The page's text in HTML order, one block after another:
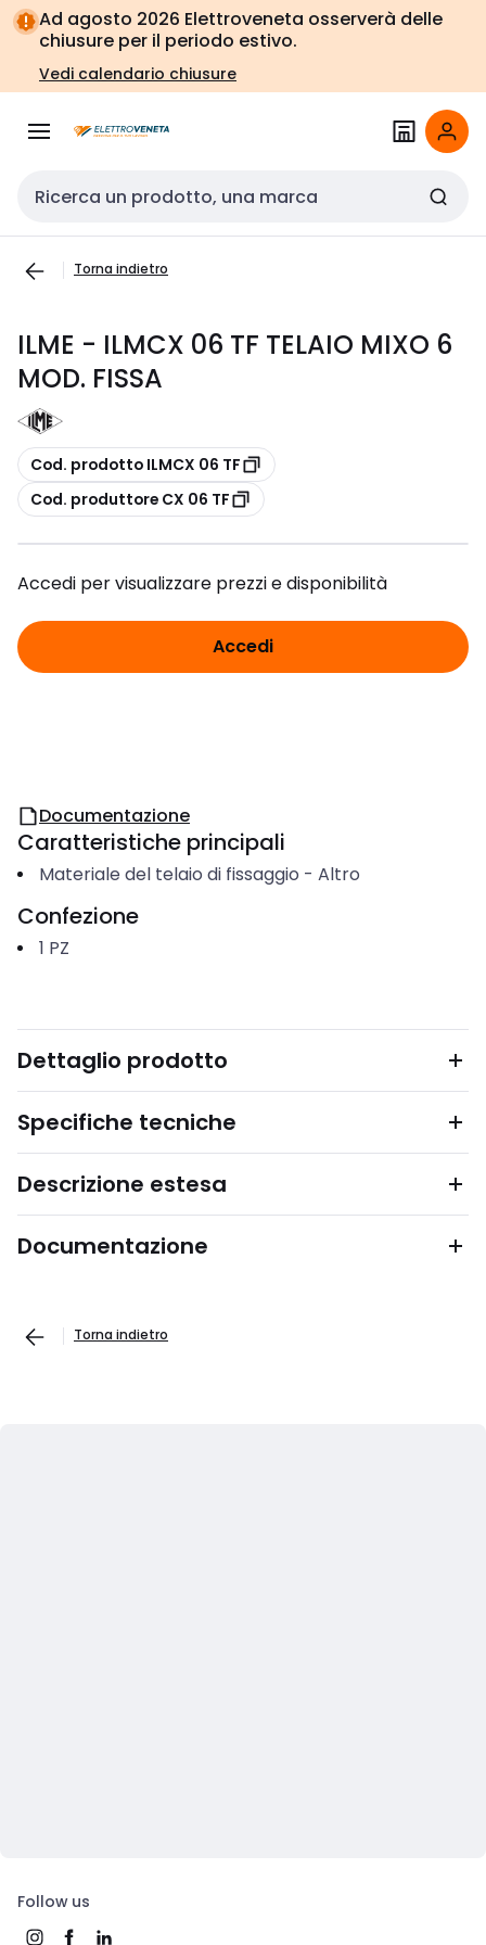
Vai alla
navigazione
Vai
alla
pagina
Ad agosto 2026 Elettroveneta osserverà delle
chiusure per il periodo estivo.
Vedi calendario chiusure
Cerca input
Torna indietro
ILME - ILMCX 06 TF TELAIO MIXO 6
MOD. FISSA
copia
Cod. prodotto ILMCX 06 TF
copia
Cod. produttore CX 06 TF
Accedi per visualizzare prezzi e disponibilità
Accedi
Documentazione
Caratteristiche principali
Materiale del telaio di fissaggio - Altro
Confezione
1 PZ
Dettaglio prodotto
Specifiche tecniche
Descrizione estesa
Documentazione
Torna indietro
Follow us